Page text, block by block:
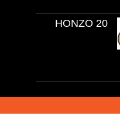
HONZO 20